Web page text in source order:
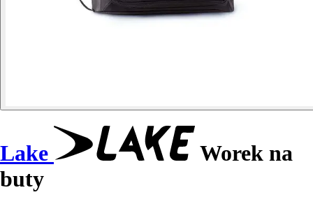
Lake
Worek na
buty